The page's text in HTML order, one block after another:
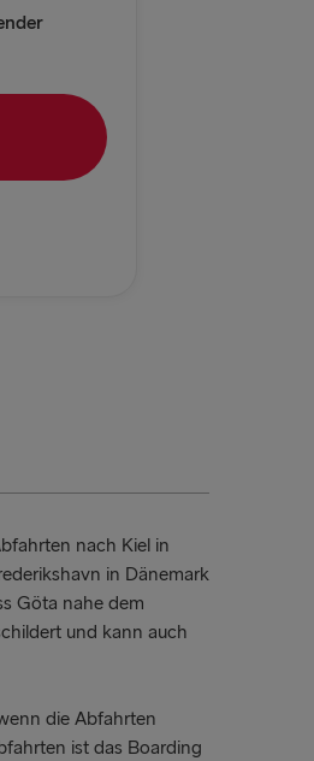
nach Kiel in
in Dänemark
Göta nahe dem
und kann auch
die Abfahrten
ist das Boarding